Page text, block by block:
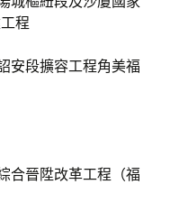
程
安段擴容工程角美福
合晉陞改革工程（福